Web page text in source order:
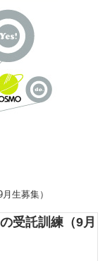
生募集）
受託訓練（9月